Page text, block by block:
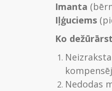
Imanta
Iļģuciems
Ko
Nedodas